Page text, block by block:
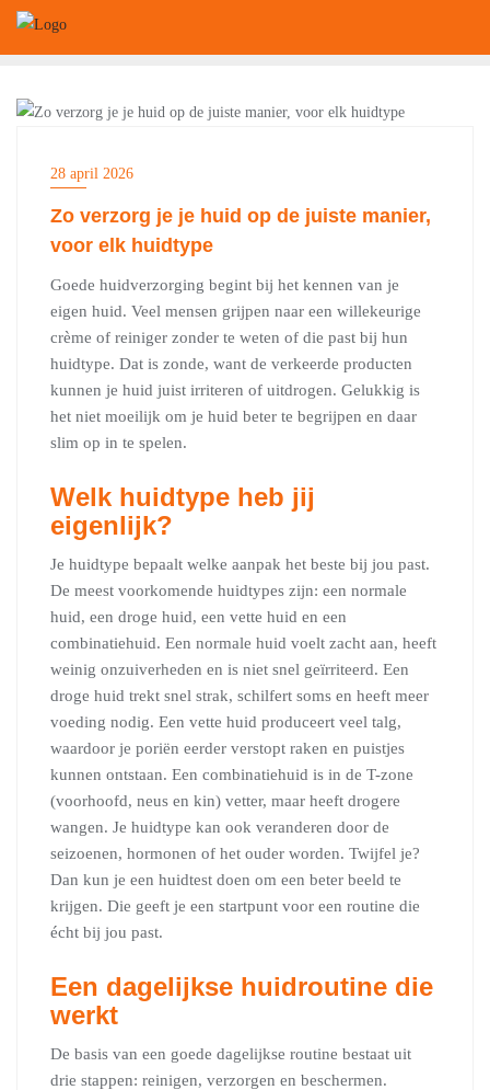
inhoud
28 april 2026
Zo verzorg je je huid op de juiste manier,
voor elk huidtype
Goede huidverzorging begint bij het kennen van je
eigen huid. Veel mensen grijpen naar een willekeurige
crème of reiniger zonder te weten of die past bij hun
huidtype. Dat is zonde, want de verkeerde producten
kunnen je huid juist irriteren of uitdrogen. Gelukkig is
het niet moeilijk om je huid beter te begrijpen en daar
slim op in te spelen.
Welk huidtype heb jij
eigenlijk?
Je huidtype bepaalt welke aanpak het beste bij jou past.
De meest voorkomende huidtypes zijn: een normale
huid, een droge huid, een vette huid en een
combinatiehuid. Een normale huid voelt zacht aan, heeft
weinig onzuiverheden en is niet snel geïrriteerd. Een
droge huid trekt snel strak, schilfert soms en heeft meer
voeding nodig. Een vette huid produceert veel talg,
waardoor je poriën eerder verstopt raken en puistjes
kunnen ontstaan. Een combinatiehuid is in de T-zone
(voorhoofd, neus en kin) vetter, maar heeft drogere
wangen. Je huidtype kan ook veranderen door de
seizoenen, hormonen of het ouder worden. Twijfel je?
Dan kun je een huidtest doen om een beter beeld te
krijgen. Die geeft je een startpunt voor een routine die
écht bij jou past.
Een dagelijkse huidroutine die
werkt
De basis van een goede dagelijkse routine bestaat uit
drie stappen: reinigen, verzorgen en beschermen.